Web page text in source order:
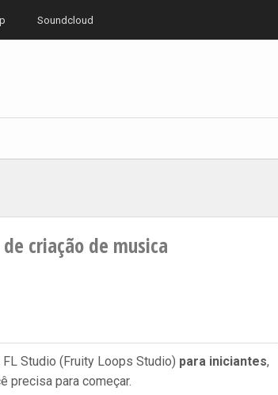
Soundcloud
criação de musica
Studio (Fruity Loops Studio) para iniciantes,
precisa para começar.